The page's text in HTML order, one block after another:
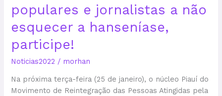
populares e jornalistas a não
esquecer a hanseníase,
participe!
Noticias2022 / morhan
Na próxima terça-feira (25 de janeiro), o núcleo Piauí do
Movimento de Reintegração das Pessoas Atingidas pela
participe!